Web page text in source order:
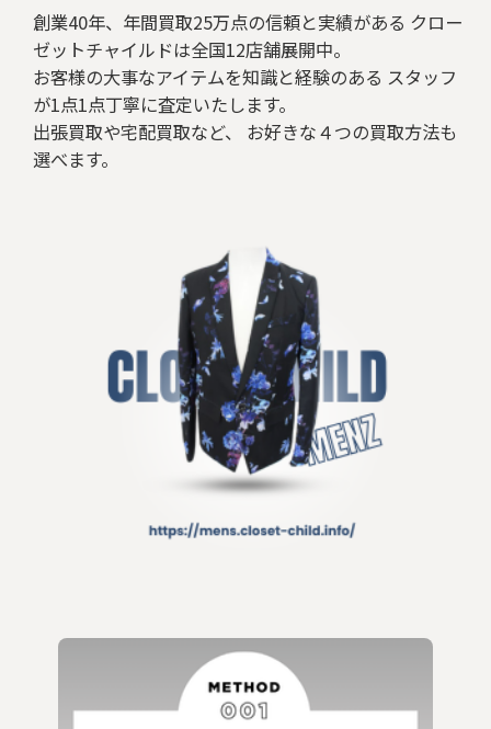
創業40年、年間買取25万点の信頼と実績がある クロー
ゼットチャイルドは全国12店舗展開中。
お客様の大事なアイテムを知識と経験のある スタッフ
が1点1点丁寧に査定いたします。
出張買取や宅配買取など、 お好きな４つの買取方法も
選べます。